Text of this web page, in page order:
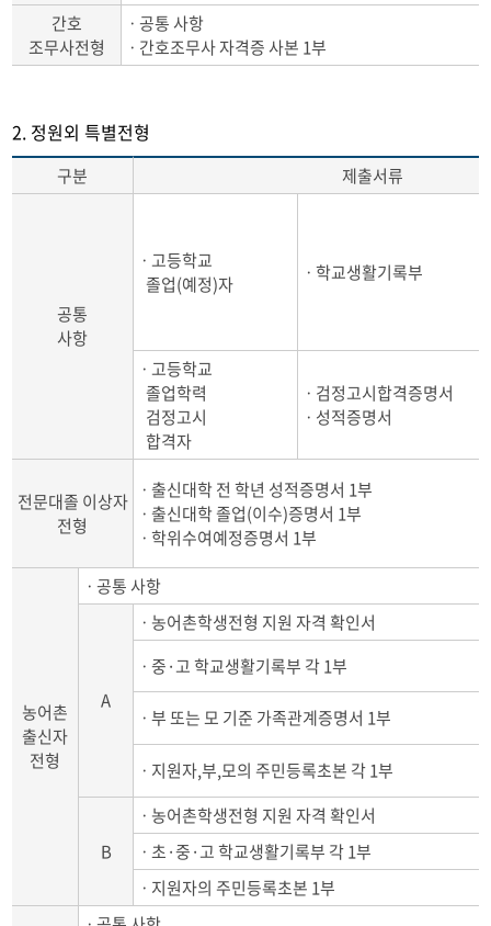
간호
조무사전형
ㆍ공통 사항
ㆍ간호조무사 자격증 사본 1부
2. 정원외 특별전형
구분 제출서류
공통
사항
ㆍ고등학교
졸업(예정)자
ㆍ학교생활기록부
ㆍ고등학교
졸업학력
검정고시
합격자
ㆍ검정고시합격증명서
ㆍ성적증명서
전문대졸 이상자
전형
ㆍ출신대학 전 학년 성적증명서 1부
ㆍ출신대학 졸업(이수)증명서 1부
ㆍ학위수여예정증명서 1부
농어촌
출신자
전형
ㆍ공통 사항
A
ㆍ농어촌학생전형 지원 자격 확인서
ㆍ중·고 학교생활기록부 각 1부
ㆍ부 또는 모 기준 가족관계증명서 1부
ㆍ지원자,부,모의 주민등록초본 각 1부
B
ㆍ농어촌학생전형 지원 자격 확인서
ㆍ초·중·고 학교생활기록부 각 1부
ㆍ지원자의 주민등록초본 1부